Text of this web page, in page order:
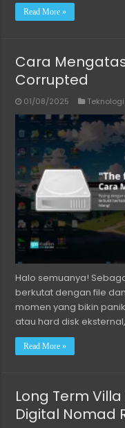
Read More »
Cara
Corrupted
01/08/2025 Teknologi
Halo semuanya!
berkutat dengan file
momen yang bikin
atau hard disk
Read More »
Long Term
Digital Nomad